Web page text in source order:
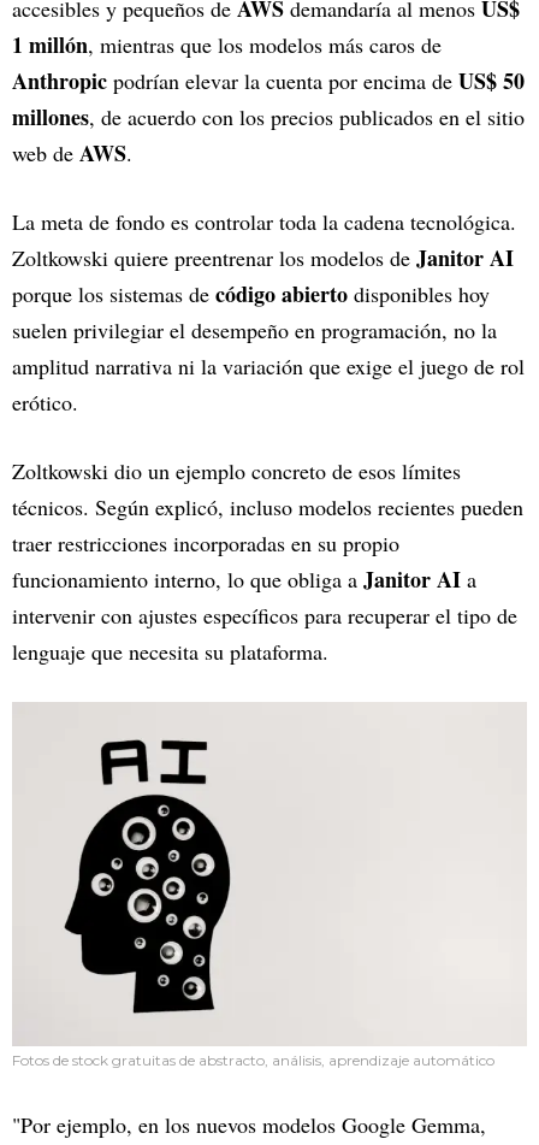
accesibles y pequeños de AWS demandaría al menos US$
1 millón, mientras que los modelos más caros de
Anthropic podrían elevar la cuenta por encima de US$ 50
millones, de acuerdo con los precios publicados en el sitio
web de AWS.
La meta de fondo es controlar toda la cadena tecnológica.
Zoltkowski quiere preentrenar los modelos de Janitor AI
porque los sistemas de código abierto disponibles hoy
suelen privilegiar el desempeño en programación, no la
amplitud narrativa ni la variación que exige el juego de rol
erótico.
Zoltkowski dio un ejemplo concreto de esos límites
técnicos. Según explicó, incluso modelos recientes pueden
traer restricciones incorporadas en su propio
funcionamiento interno, lo que obliga a Janitor AI a
intervenir con ajustes específicos para recuperar el tipo de
lenguaje que necesita su plataforma.
Fotos de stock gratuitas de abstracto, análisis, aprendizaje automático
"Por ejemplo, en los nuevos modelos Google Gemma,